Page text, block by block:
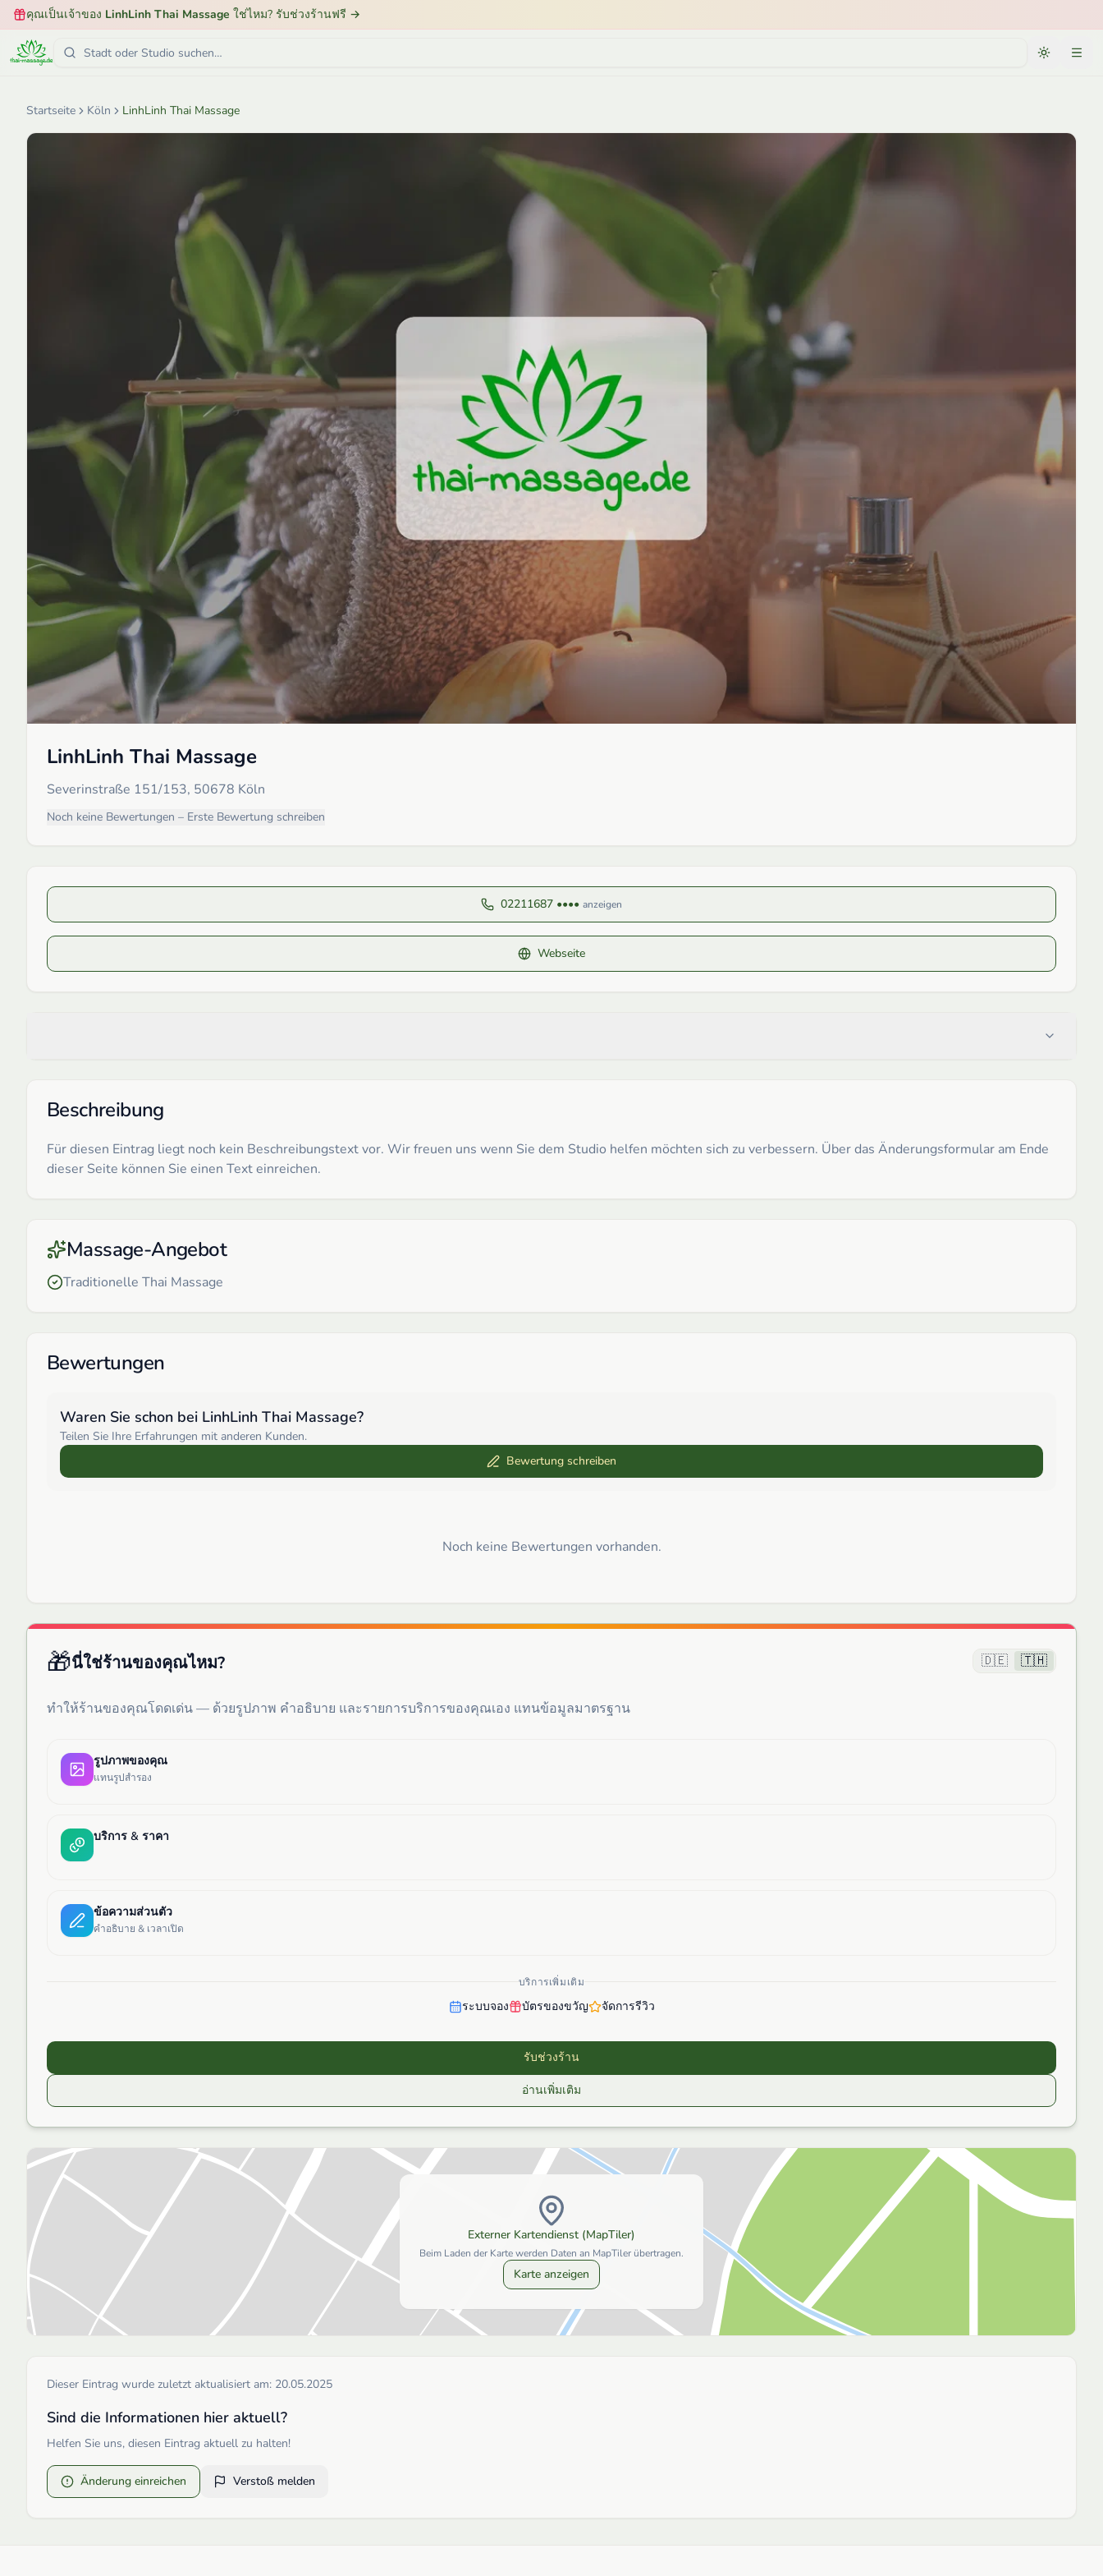
คุณเป็นเจ้าของ LinhLinh Thai Massage ใช่ไหม? รับช่วงร้านฟรี →
Startseite Köln LinhLinh Thai Massage
LinhLinh Thai Massage
Severinstraße 151/153, 50678 Köln
Noch keine Bewertungen – Erste Bewertung schreiben
02211687 •••• anzeigen
Webseite
Beschreibung
Für diesen Eintrag liegt noch kein Beschreibungstext vor. Wir freuen uns wenn Sie dem Studio helfen möchten sich zu verbessern. Über das Änderungsformular am Ende
dieser Seite können Sie einen Text einreichen.
Massage-Angebot
Traditionelle Thai Massage
Bewertungen
Waren Sie schon bei LinhLinh Thai Massage?
Teilen Sie Ihre Erfahrungen mit anderen Kunden.
Bewertung schreiben
Noch keine Bewertungen vorhanden.
🎁นี่ใช่ร้านของคุณไหม? 🇩🇪 🇹🇭
ทำให้ร้านของคุณโดดเด่น — ด้วยรูปภาพ คำอธิบาย และรายการบริการของคุณเอง แทนข้อมูลมาตรฐาน
รูปภาพของคุณ
แทนรูปสำรอง
บริการ & ราคา
ข้อความส่วนตัว
คำอธิบาย & เวลาเปิด
บริการเพิ่มเติม
ระบบจอง บัตรของขวัญ จัดการรีวิว
รับช่วงร้าน
อ่านเพิ่มเติม
Externer Kartendienst (MapTiler)
Beim Laden der Karte werden Daten an MapTiler übertragen.
Karte anzeigen
Dieser Eintrag wurde zuletzt aktualisiert am: 20.05.2025
Sind die Informationen hier aktuell?
Helfen Sie uns, diesen Eintrag aktuell zu halten!
Änderung einreichen Verstoß melden